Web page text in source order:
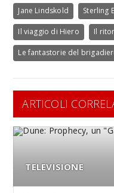
Jane Lindskold Sterling
Il viaggio di Hiero Il
Le fantastorie del
ARTICOLI
TELEVISIONE